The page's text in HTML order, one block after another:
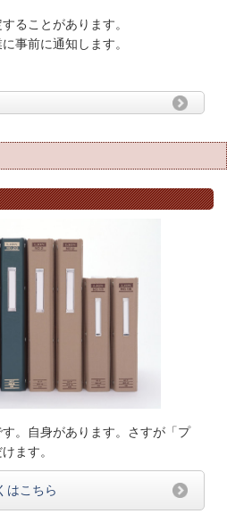
ることがあります。
事前に通知します。
。自身があります。さすが「プ
ます。
はこちら